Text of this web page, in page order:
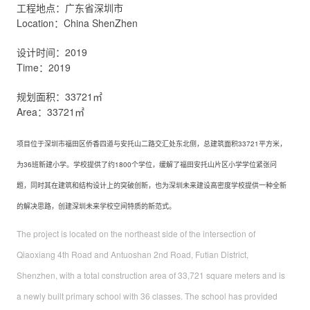
工程地点：广东省深圳市
Location：China ShenZhen
设计时间：2019
Time：2019
规划面积：33721㎡
Area：33721㎡
项目位于深圳市福田区侨香四道与安托山二路交汇处东北侧，总建筑面积33721平方米，
为36班新建小学。学校提供了约1800个学位，缓解了福田安托山片区小学学位紧张问
题，同时其在建筑和结构设计上的突破创新，也为深圳未来建设高密度学校提供一种全新
的解决思路，创建深圳未来学校空间特质的新范式。
The project is located on the northeast side of the intersection of
Qiaoxiang 4th Road and Antuoshan 2nd Road, Futian District,
Shenzhen, with a total construction area of ​​33,721 square meters and is
a newly built primary school with 36 classes. The school has provided